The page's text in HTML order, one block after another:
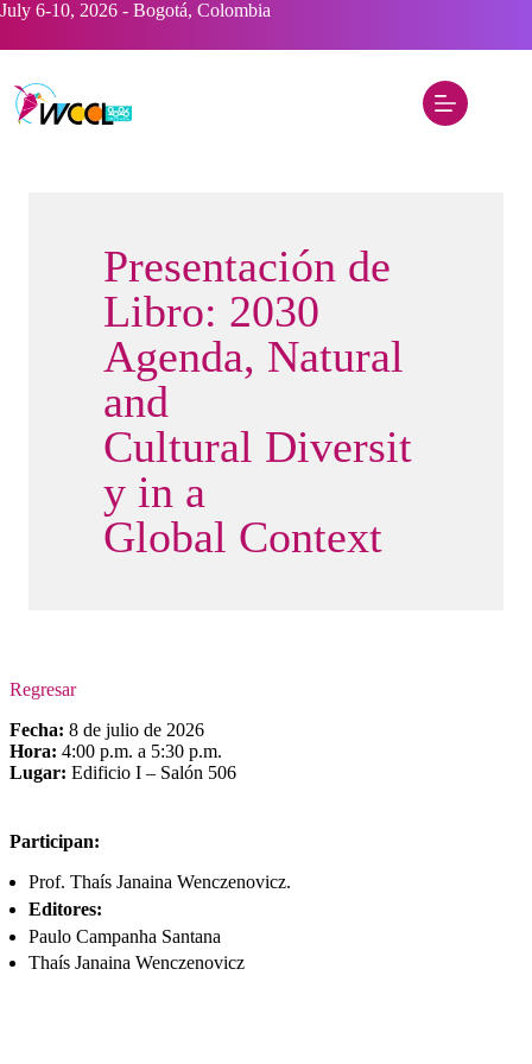
Saltar
contenido
July 6-10, 2026 - Bogotá, Colombia
Presentación de
Libro: 2030
Agenda, Natural
and
Cultural Diversit
y in a
Global Context
Regresar
Fecha: 8 de julio de 2026
Hora: 4:00 p.m. a 5:30 p.m.
Lugar: Edificio I – Salón 506
Participan:
Prof. Thaís Janaina Wenczenovicz.
Editores:
Paulo Campanha Santana
Thaís Janaina Wenczenovicz